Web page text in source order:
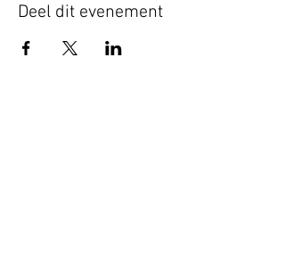
Deel dit evenement